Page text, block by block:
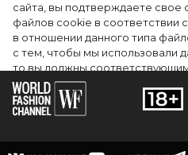
сайта, вы подтверждаете свое
файлов cookie в соответствии
в отношении данного типа
с тем, чтобы мы использовали
то вы должны
настройки вашего браузера